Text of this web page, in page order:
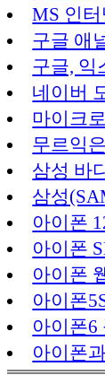
MS 인
구글 애
구글, 익
네이버
마이크
무르익
삼성 바
삼성
아이폰
아이폰
아이폰
아이폰
아이폰6
아이폰